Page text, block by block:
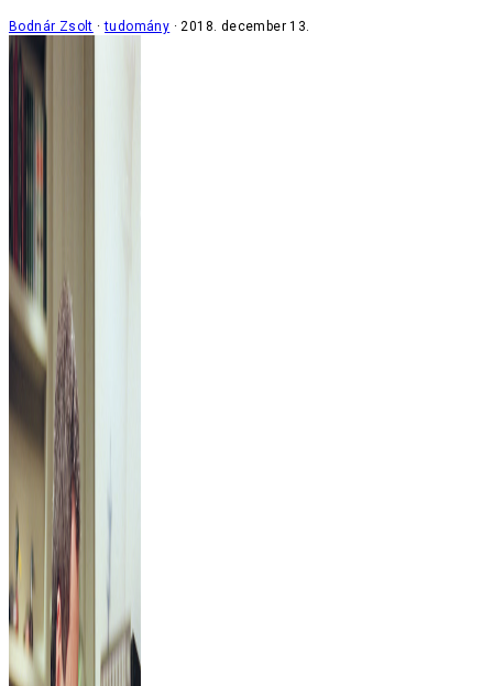
Bodnár Zsolt tudomány 2018. december 13.